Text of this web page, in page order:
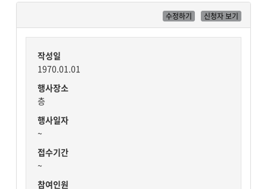
수정하기 신청자 보기
작성일
1970.01.01
행사장소
층
행사일자
~
접수기간
~
참여인원